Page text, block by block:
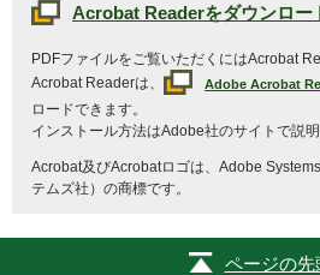
Acrobat Readerをダウンロー
PDFファイルをご覧いただくにはAcrobat
Acrobat Readerは、 Adobe Acrobat
ロードできます。
インストール方法はAdobe社のサイトで説
Acrobat及びAcrobatロゴは、 Adobe
テムズ社）の商標です。
ページの先